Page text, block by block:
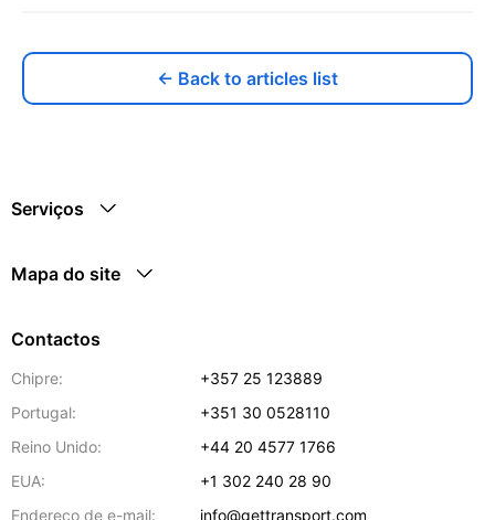
← Back to articles list
Serviços
Mapa do site
Contactos
Chipre:
+357 25 123889
Portugal:
+351 30 0528110
Reino Unido:
+44 20 4577 1766
EUA:
+1 302 240 28 90
Endereço de e-mail:
info@gettransport.com